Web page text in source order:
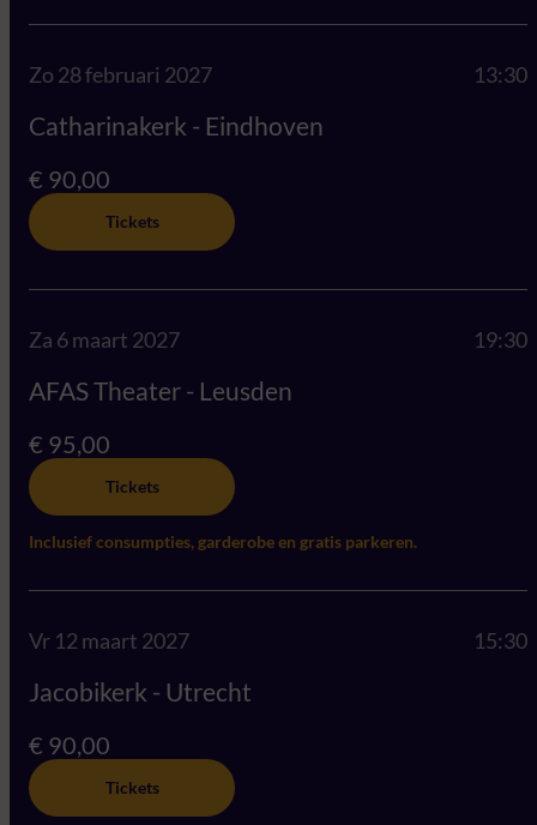
Zo 28 februari 2027 13:30
Catharinakerk - Eindhoven
€ 90,00
Tickets
Za 6 maart 2027 19:30
AFAS Theater - Leusden
€ 95,00
Tickets
Inclusief consumpties, garderobe en gratis parkeren.
Vr 12 maart 2027 15:30
Jacobikerk - Utrecht
€ 90,00
Tickets